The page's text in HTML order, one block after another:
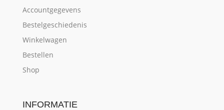
Accountgegevens
Bestelgeschiedenis
Winkelwagen
Bestellen
Shop
INFORMATIE